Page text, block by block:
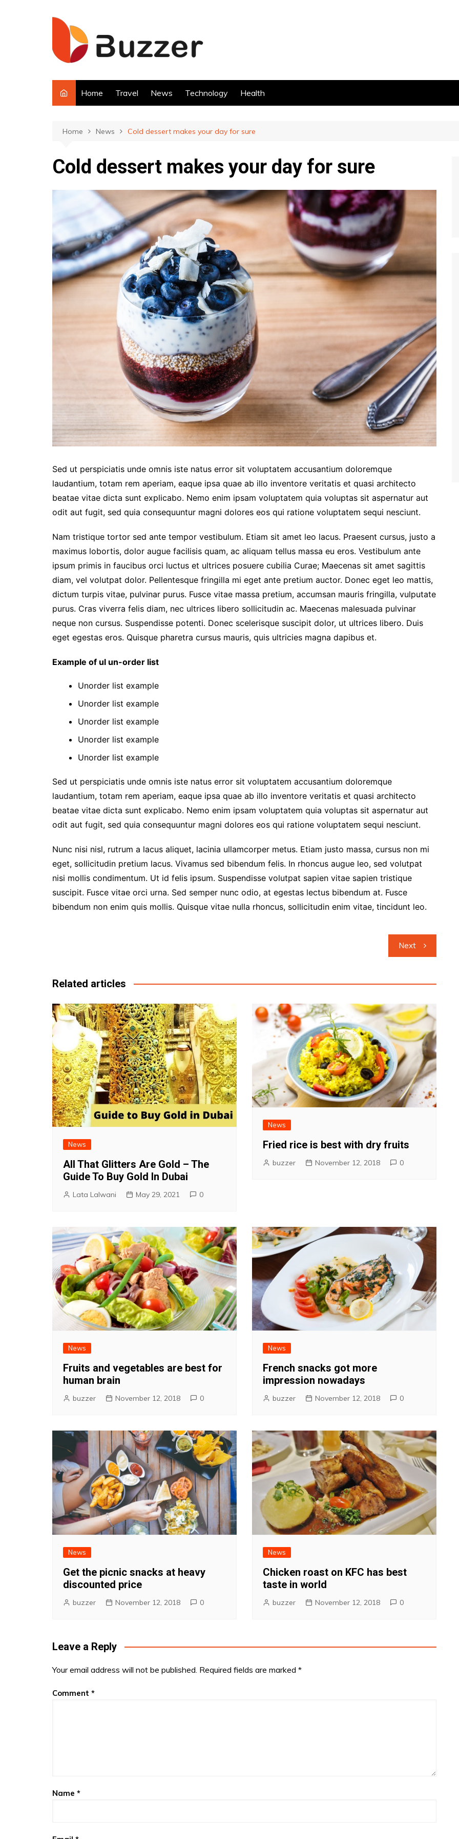
Home Travel News Technology Health
Home News Cold dessert makes your day for sure
Cold dessert makes your day for sure
Sed ut perspiciatis unde omnis iste natus error sit voluptatem accusantium doloremque
laudantium, totam rem aperiam, eaque ipsa quae ab illo inventore veritatis et quasi architecto
beatae vitae dicta sunt explicabo. Nemo enim ipsam voluptatem quia voluptas sit aspernatur aut
odit aut fugit, sed quia consequuntur magni dolores eos qui ratione voluptatem sequi nesciunt.
Nam tristique tortor sed ante tempor vestibulum. Etiam sit amet leo lacus. Praesent cursus, justo a
maximus lobortis, dolor augue facilisis quam, ac aliquam tellus massa eu eros. Vestibulum ante
ipsum primis in faucibus orci luctus et ultrices posuere cubilia Curae; Maecenas sit amet sagittis
diam, vel volutpat dolor. Pellentesque fringilla mi eget ante pretium auctor. Donec eget leo mattis,
dictum turpis vitae, pulvinar purus. Fusce vitae massa pretium, accumsan mauris fringilla, vulputate
purus. Cras viverra felis diam, nec ultrices libero sollicitudin ac. Maecenas malesuada pulvinar
neque non cursus. Suspendisse potenti. Donec scelerisque suscipit dolor, ut ultrices libero. Duis
eget egestas eros. Quisque pharetra cursus mauris, quis ultricies magna dapibus et.
Example of ul un-order list
Unorder list example
Unorder list example
Unorder list example
Unorder list example
Unorder list example
Sed ut perspiciatis unde omnis iste natus error sit voluptatem accusantium doloremque
laudantium, totam rem aperiam, eaque ipsa quae ab illo inventore veritatis et quasi architecto
beatae vitae dicta sunt explicabo. Nemo enim ipsam voluptatem quia voluptas sit aspernatur aut
odit aut fugit, sed quia consequuntur magni dolores eos qui ratione voluptatem sequi nesciunt.
Nunc nisi nisl, rutrum a lacus aliquet, lacinia ullamcorper metus. Etiam justo massa, cursus non mi
eget, sollicitudin pretium lacus. Vivamus sed bibendum felis. In rhoncus augue leo, sed volutpat
nisi mollis condimentum. Ut id felis ipsum. Suspendisse volutpat sapien vitae sapien tristique
suscipit. Fusce vitae orci urna. Sed semper nunc odio, at egestas lectus bibendum at. Fusce
bibendum non enim quis mollis. Quisque vitae nulla rhoncus, sollicitudin enim vitae, tincidunt leo.
Next
Related articles
News
All That Glitters Are Gold – The
Guide To Buy Gold In Dubai
Lata Lalwani May 29, 2021 0
News
Fried rice is best with dry fruits
buzzer November 12, 2018 0
News
Fruits and vegetables are best for
human brain
buzzer November 12, 2018 0
News
French snacks got more
impression nowadays
buzzer November 12, 2018 0
News
Get the picnic snacks at heavy
discounted price
buzzer November 12, 2018 0
News
Chicken roast on KFC has best
taste in world
buzzer November 12, 2018 0
Leave a Reply
Your email address will not be published. Required fields are marked *
Comment *
Name *